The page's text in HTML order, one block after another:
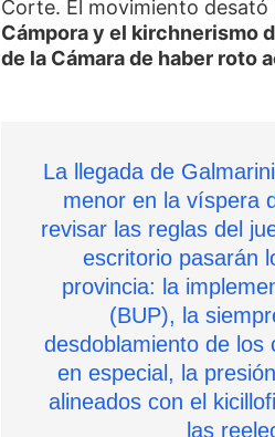
Corte. El movimiento desató
Cámpora y el kirchnerismo
de la Cámara de haber roto
La llegada de
menor en la víspera
revisar las reglas del
escritorio pasarán
provincia: la
(BUP), la
desdoblamiento de los
en especial, la
alineados con el
las